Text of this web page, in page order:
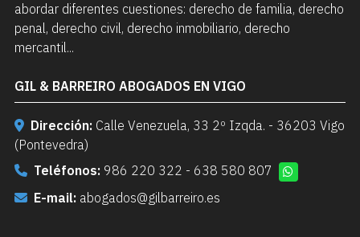
abordar diferentes cuestiones: derecho de familia, derecho
penal, derecho civil, derecho inmobiliario, derecho
mercantil...
GIL & BARREIRO ABOGADOS EN VIGO
Dirección: Calle Venezuela, 33 2º Izqda. - 36203 Vigo
(Pontevedra)
Teléfonos: 986 220 322 - 638 580 807
E-mail: abogados@gilbarreiro.es